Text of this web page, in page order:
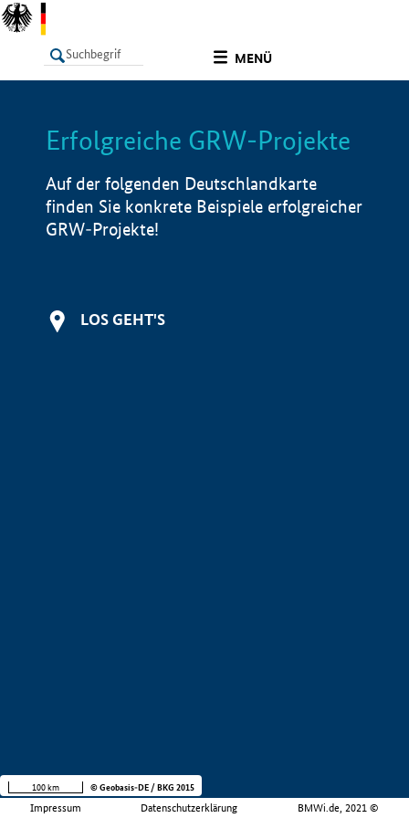
MENÜ
LISTE Info
Erfolgreiche GRW-Projekte
Auf der folgenden Deutschlandkarte
finden Sie konkrete Beispiele erfolgreicher
GRW-Projekte!
LOS GEHT'S
Impressum Datenschutzerklärung BMWi.de, 2021 ©
100 km © Geobasis-DE / BKG 2015